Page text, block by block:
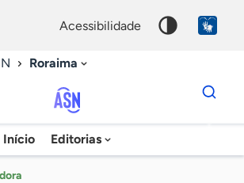
acessibilidade
Roraima
Agência
Sebrae
Início Editorias
Dados
para
chave